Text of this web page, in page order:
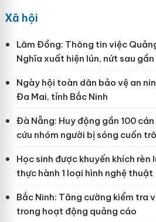
Xã hội
Lâm Đồng: Thông tin việc
Nghĩa xuất hiện lún, nứt sau
Ngày hội toàn dân bảo vệ an
Đa Mai, tỉnh Bắc Ninh
Đà Nẵng: Huy động gần 100
cứu nhóm người bị sóng cuốn
Học sinh được khuyến khích rèn
thực hành 1 loại hình nghệ thuật
Bắc Ninh: Tăng cường kiểm tra
trong hoạt động quảng cáo